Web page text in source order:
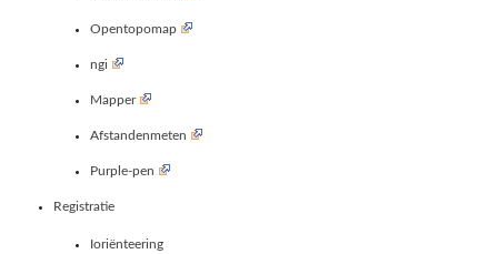
Opentopomap
ngi
Mapper
Afstandenmeten
Purple-pen
Registratie
Ioriënteering